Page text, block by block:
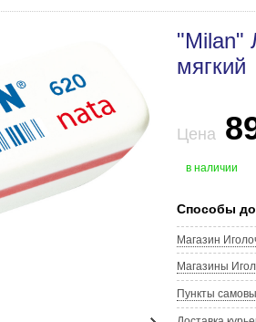
"Milan"
мягкий
Цена
в наличии
Способы
Магазин
Магазины
Пункты